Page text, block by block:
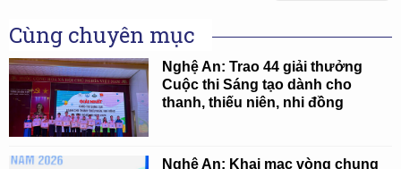
Cùng chuyên mục
Nghệ An: Trao 44 giải thưởng
Cuộc thi Sáng tạo dành cho
thanh, thiếu niên, nhi đồng
Nghệ An: Khai mạc vòng chung